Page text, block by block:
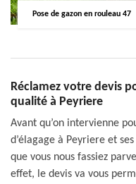
Pose de gazon en rouleau 47
Réclamez votre devis
qualité à Peyriere
Avant qu’on intervienne
d’élagage à Peyriere et
que vous nous fassiez
effet, le devis va vous